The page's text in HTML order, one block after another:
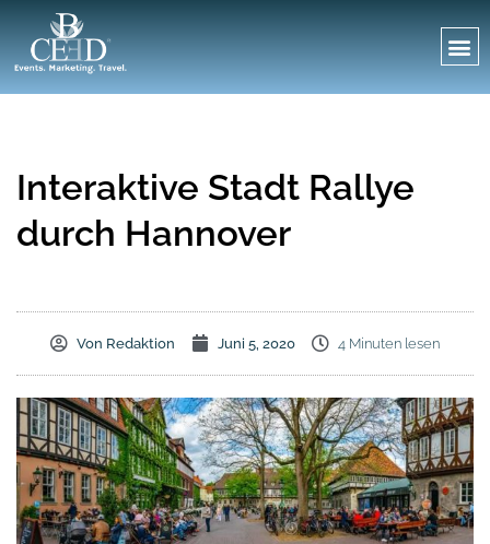
Interaktive Stadt Rallye
durch Hannover
Von Redaktion Juni 5, 2020 4 Minuten lesen